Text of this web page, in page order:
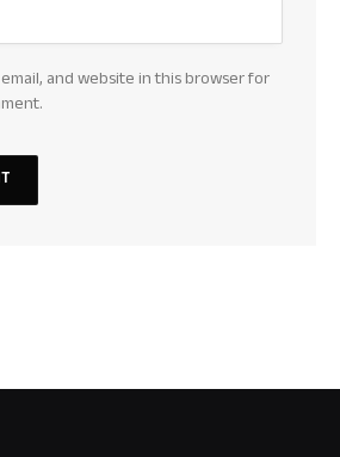
and website in this browser for